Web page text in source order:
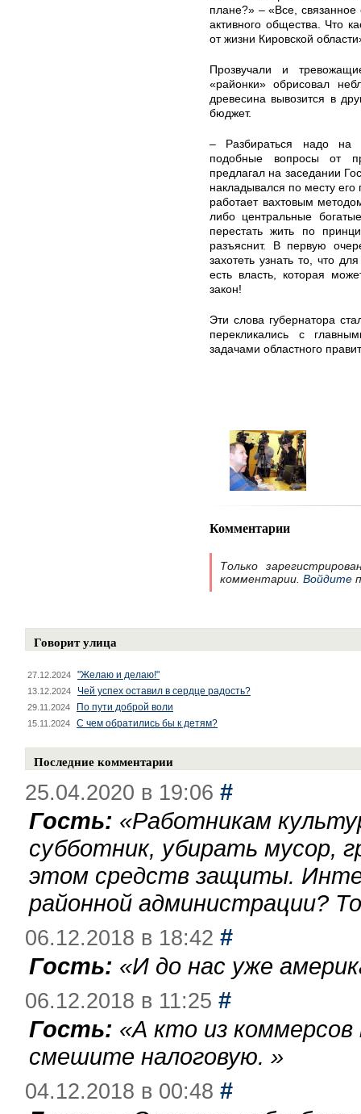
плане?» – «Все,
активного общества. Что
от жизни Кировской
Прозвучали и
«районки» обрисовал
древесина вывозится в
бюджет.
– Разбираться надо на
подобные вопросы от
предлагал на заседании
накладывался по месту его
работает вахтовым
либо центральные
перестать жить по
разъяснит. В первую
захотеть узнать то, что
есть власть, которая
закон!
Эти слова губернатора
перекликались с
задачами областного
Комментарии
Только
комментарии. Войдите
Говорит улица
27.12.2024 "Желаю и делаю!"
13.12.2024 Чей успех оставил в сердце радость?
29.11.2024 По пути доброй воли
15.11.2024 С чем обратились бы к детям?
Последние комментарии
25.04.2020 в 19:06 #
Гость: «Работникам
субботник, убирать мусор,
этом средств защиты.
районной администрации?
06.12.2018 в 18:42 #
Гость: «И до нас уже
06.12.2018 в 11:25 #
Гость: «А кто из
смешите налоговую. »
04.12.2018 в 00:48 #